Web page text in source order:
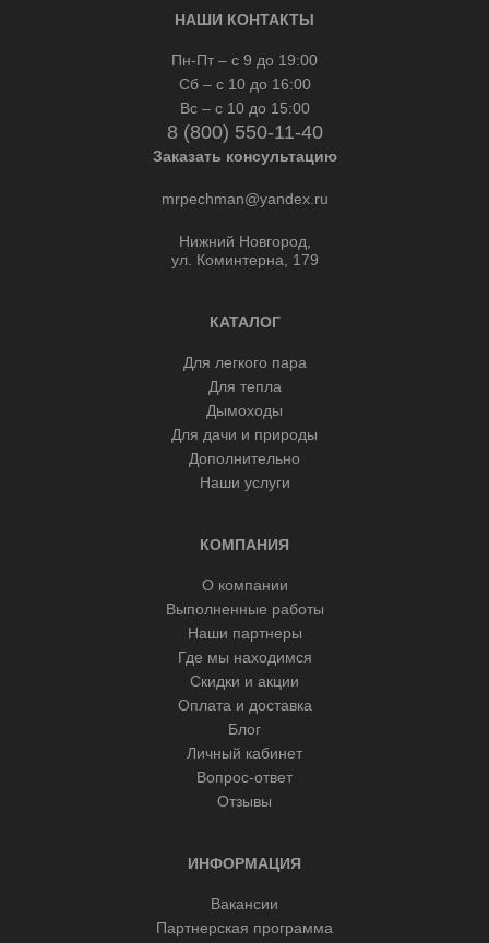
НАШИ КОНТАКТЫ
Пн-Пт – с 9 до 19:00
Сб – с 10 до 16:00
Вс – с 10 до 15:00
8 (800) 550-11-40
Заказать консультацию
mrpechman@yandex.ru
Нижний Новгород,
ул. Коминтерна, 179
КАТАЛОГ
Для легкого пара
Для тепла
Дымоходы
Для дачи и природы
Дополнительно
Наши услуги
КОМПАНИЯ
О компании
Выполненные работы
Наши партнеры
Где мы находимся
Скидки и акции
Оплата и доставка
Блог
Личный кабинет
Вопрос-ответ
Отзывы
ИНФОРМАЦИЯ
Вакансии
Партнерская программа